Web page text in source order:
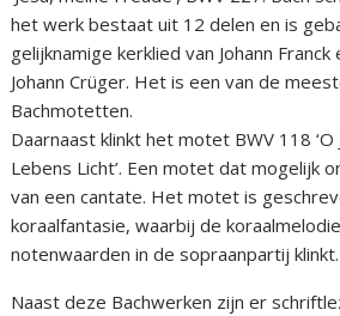
het werk bestaat uit 12 delen en is
gelijknamige kerklied van Johann
Johann Crüger. Het is een van de
Bachmotetten.
Daarnaast klinkt het motet BWV 118 ‘O
Lebens Licht’. Een motet dat mogelijk
van een cantate. Het motet is
koraalfantasie, waarbij de
notenwaarden in de sopraanpartij klinkt.
Naast deze Bachwerken zijn er